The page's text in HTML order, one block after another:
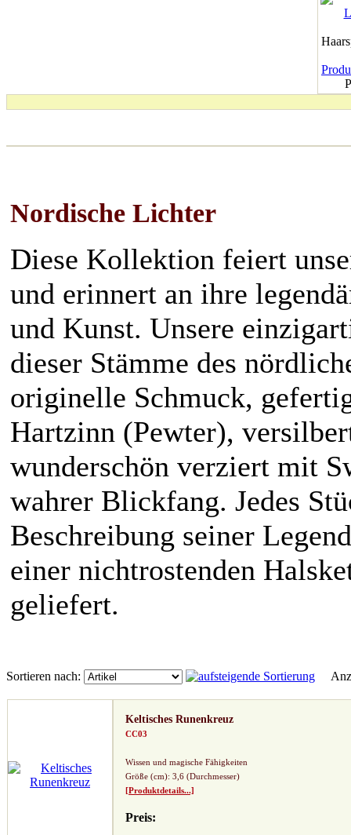
Nordische Lichter
Diese Kollektion feiert
und erinnert an ihre
und Kunst. Unsere
dieser Stämme des
originelle Schmuck,
Hartzinn (Pewter),
wunderschön verziert mit
wahrer Blickfang. Jedes
Beschreibung seiner
einer nichtrostenden
geliefert.
Sortieren nach:
Keltisches Runenkreuz
CC03
Wissen und magische Fähigkeiten
Größe (cm): 3,6 (Durchmesser)
[Produktdetails...]
Preis: